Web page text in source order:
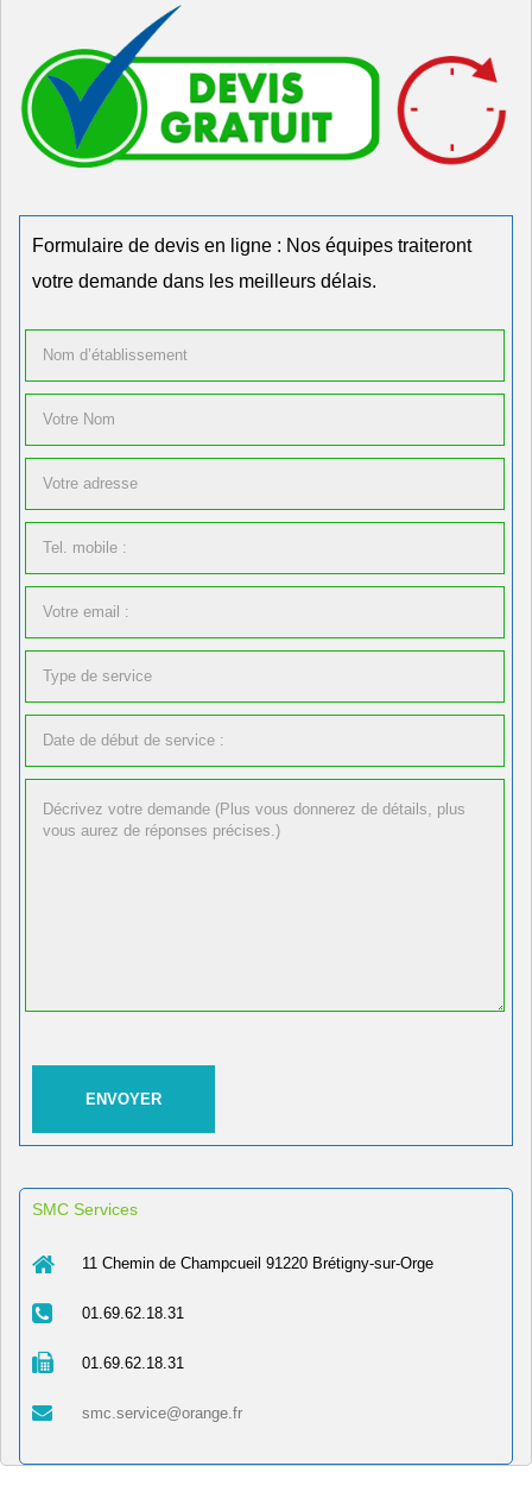
Formulaire de devis en ligne : Nos équipes traiteront
votre demande dans les meilleurs délais.
SMC Services
11 Chemin de Champcueil 91220 Brétigny-sur-Orge
01.69.62.18.31
01.69.62.18.31
smc.service@orange.fr